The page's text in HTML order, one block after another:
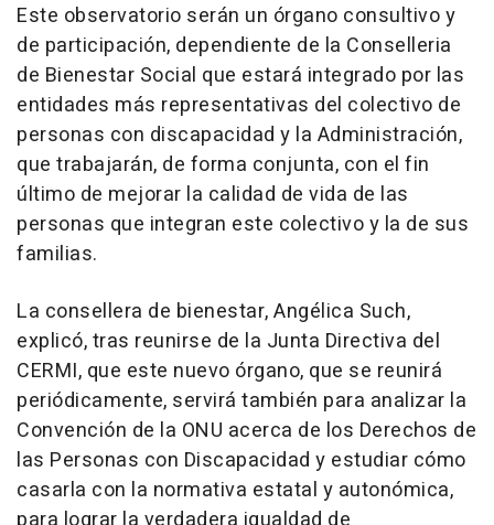
Este observatorio serán un órgano consultivo y
de participación, dependiente de la Conselleria
de Bienestar Social que estará integrado por las
entidades más representativas del colectivo de
personas con discapacidad y la Administración,
que trabajarán, de forma conjunta, con el fin
último de mejorar la calidad de vida de las
personas que integran este colectivo y la de sus
familias.
La consellera de bienestar, Angélica Such,
explicó, tras reunirse de la Junta Directiva del
CERMI, que este nuevo órgano, que se reunirá
periódicamente, servirá también para analizar la
Convención de la ONU acerca de los Derechos de
las Personas con Discapacidad y estudiar cómo
casarla con la normativa estatal y autonómica,